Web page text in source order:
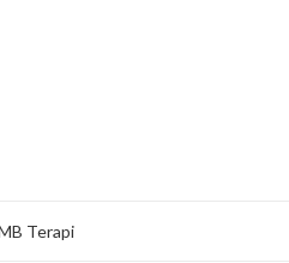
Terapi